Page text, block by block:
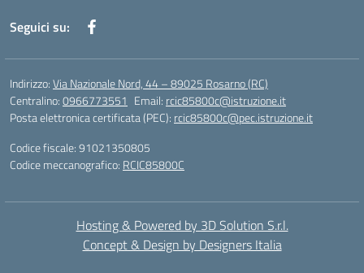
Seguici su:
Indirizzo:Via Nazionale Nord, 44 – 89025 Rosarno (RC)
Centralino:0966773551 Email: rcic85800c@istruzione.it
Posta elettronica certificata (PEC): rcic85800c@pec.istruzione.it
Codice fiscale: 91021350805
Codice meccanografico: RCIC85800C
Hosting & Powered by 3D Solution S.r.l.
Concept & Design by Designers Italia